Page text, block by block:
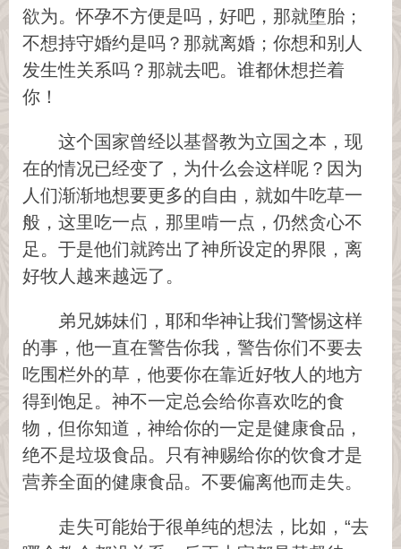
欲为。怀孕不方便是吗，好吧，那就堕胎；
不想持守婚约是吗？那就离婚；你想和别人
发生性关系吗？那就去吧。谁都休想拦着
你！
这个国家曾经以基督教为立国之本，现
在的情况已经变了，为什么会这样呢？因为
人们渐渐地想要更多的自由，就如牛吃草一
般，这里吃一点，那里啃一点，仍然贪心不
足。于是他们就跨出了神所设定的界限，离
好牧人越来越远了。
弟兄姊妹们，耶和华神让我们警惕这样
的事，他一直在警告你我，警告你们不要去
吃围栏外的草，他要你在靠近好牧人的地方
得到饱足。神不一定总会给你喜欢吃的食
物，但你知道，神给你的一定是健康食品，
绝不是垃圾食品。只有神赐给你的饮食才是
营养全面的健康食品。不要偏离他而走失。
走失可能始于很单纯的想法，比如，“去